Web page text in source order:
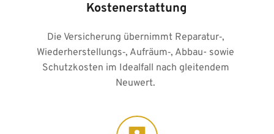
Kostenerstattung
Die Versicherung übernimmt Reparatur‑,
Wiederherstellungs‑, Aufräum‑, Abbau- sowie
Schutzkosten im Idealfall nach gleitendem
Neuwert.